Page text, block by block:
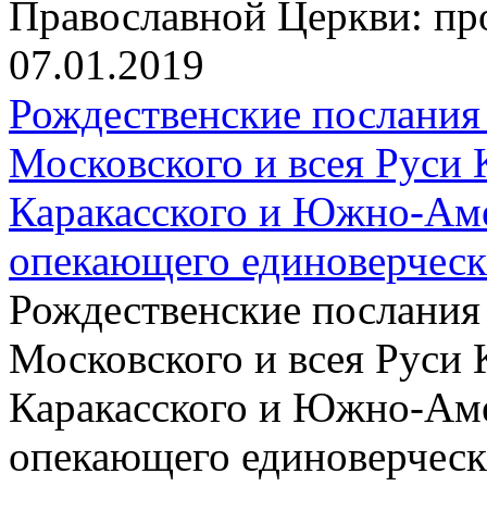
Православной Церкви:
07.01.2019
Рождественские
Московского и всея Руси
Каракасского и Южно-
опекающего
Рождественские
Московского и всея Руси
Каракасского и Южно-
опекающего